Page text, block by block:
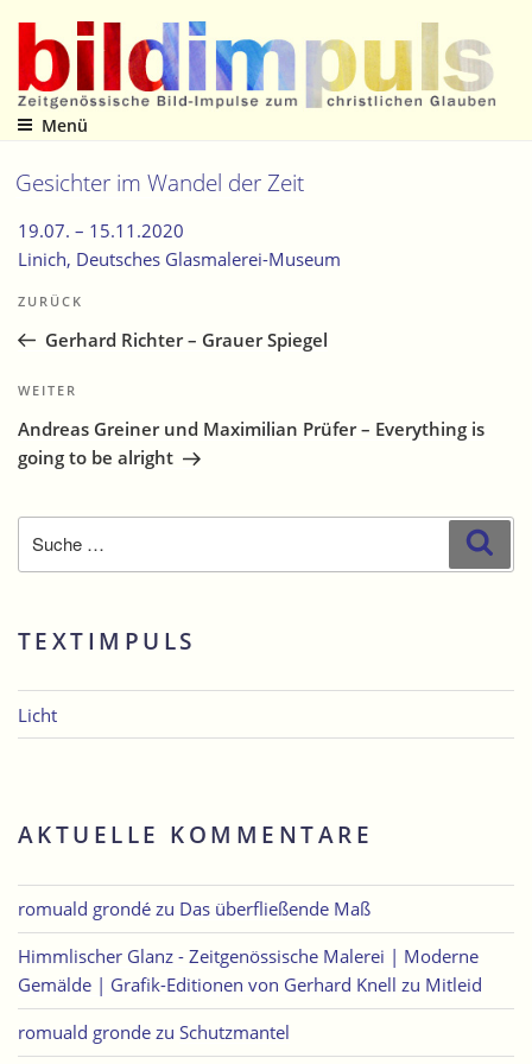
Inhalt
springen
Zeitgenössische Bild-Impulse zum christlichen Glauben
Menü
Gesichter im Wandel der Zeit
19.07. – 15.11.2020
Linich, Deutsches Glasmalerei-Museum
Beitragsnavigation
Vorheriger
Beitrag
ZURÜCK
Gerhard Richter – Grauer Spiegel
Nächster
Beitrag
WEITER
Andreas Greiner und Maximilian Prüfer – Everything is
going to be alright
nach:
TEXTIMPULS
Licht
AKTUELLE KOMMENTARE
romuald grondé zu Das überfließende Maß
Himmlischer Glanz - Zeitgenössische Malerei | Moderne
Gemälde | Grafik-Editionen von Gerhard Knell zu Mitleid
romuald gronde zu Schutzmantel